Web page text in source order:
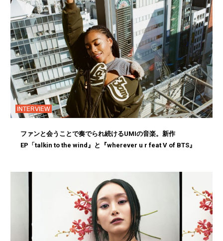
INTERVIEW
ファンと会うことで奏でられ続けるUMIの音楽。新作
EP「talkin to the wind』と『wherever u r feat V of BTS』